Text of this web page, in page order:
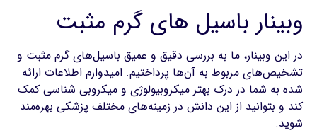
وبینار باسیل های گرم مثبت
در این وبینار، ما به بررسی دقیق و عمیق باسیل‌های گرم مثبت و
تشخیص‌های مربوط به آن‌ها پرداختیم. امیدوارم اطلاعات ارائه
شده به شما در درک بهتر میکروبیولوژی و میکروبی شناسی کمک
کند و بتوانید از این دانش در زمینه‌های مختلف پزشکی بهره‌مند
شوید.